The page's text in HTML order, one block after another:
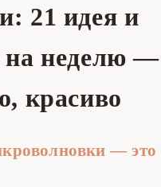
21 идея и
на неделю —
красиво
— это